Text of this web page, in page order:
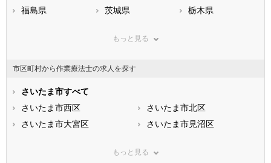
福島県
茨城県
栃木県
神奈川県
石川県
福井県
静岡県
滋賀県
大阪府
兵庫県
和歌山県
山口県
もっと見る
市区町村から作業療法士の求人を探す
さいたま市すべて
さいたま市西区
さいたま市北区
さいたま市大宮区
さいたま市見沼区
さいたま市南区
もっと見る